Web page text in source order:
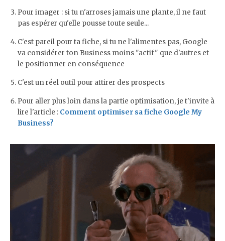
Pour imager : si tu n'arroses jamais une plante, il ne faut
pas espérer qu'elle pousse toute seule...
C'est pareil pour ta fiche, si tu ne l'alimentes pas, Google
va considérer ton Business moins "actif" que d'autres et
le positionner en conséquence
C'est un réel outil pour attirer des prospects
Pour aller plus loin dans la partie optimisation, je t'invite à
lire l'article : Comment optimiser sa fiche Google My
Business?